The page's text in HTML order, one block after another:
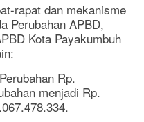
rapat dan mekanisme
Perubahan APBD,
Kota Payakumbuh
Rp.
menjadi Rp.